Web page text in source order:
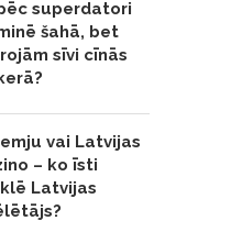
superdatori
šahā, bet
sīvi cīnās
vai Latvijas
– ko īsti
Latvijas